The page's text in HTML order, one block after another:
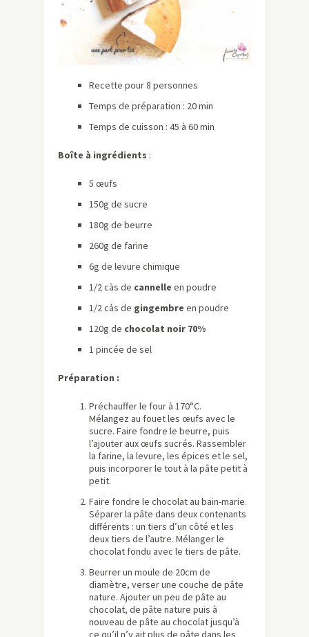
Recette pour 8 personnes
Temps de préparation : 20 min
Temps de cuisson : 45 à 60 min
Boîte à ingrédients :
5 œufs
150g de sucre
180g de beurre
260g de farine
6g de levure chimique
1/2 càs de cannelle en poudre
1/2 càs de gingembre en poudre
120g de chocolat noir 70%
1 pincée de sel
Préparation :
Préchauffer le four à 170°C.
Mélangez au fouet les œufs avec le
sucre. Faire fondre le beurre, puis
l’ajouter aux œufs sucrés. Rassembler
la farine, la levure, les épices et le sel,
puis incorporer le tout à la pâte petit à
petit.
Faire fondre le chocolat au bain-marie.
Séparer la pâte dans deux contenants
différents : un tiers d’un côté et les
deux tiers de l’autre. Mélanger le
chocolat fondu avec le tiers de pâte.
Beurrer un moule de 20cm de
diamètre, verser une couche de pâte
nature. Ajouter un peu de pâte au
chocolat, de pâte nature puis à
nouveau de pâte au chocolat jusqu’à
ce qu’il n’y ait plus de pâte dans les